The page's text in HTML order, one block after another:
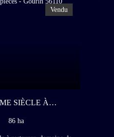
Vendu
SIÈCLE À
D'UN SEUL
86 ha